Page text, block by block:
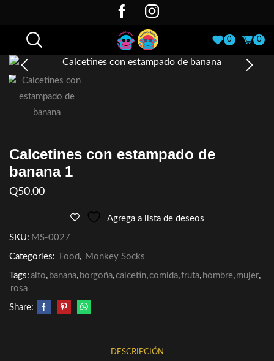
0 0
Calcetines con estampado de
banana 1
Q50.00
Agrega a lista de deseos
SKU: MS-0027
Categories: Food , Monkey Socks
Tags: alto, banana, borgoña,calcetin,comida,fruta, hombre, mujer,
rosa
Share:
DESCRIPCIÓN